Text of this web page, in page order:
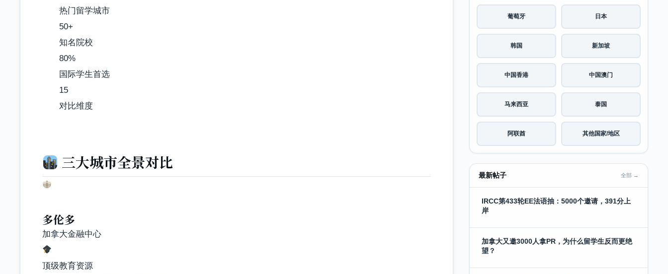
热门留学城市
50+
知名院校
80%
国际学生首选
15
对比维度
三大城市全景对比
多伦多
加拿大金融中心
顶级教育资源
葡萄牙 日本
韩国 新加坡
中国香港 中国澳门
马来西亚 泰国
阿联酋 其他国家/地区
最新帖子 全部 →
IRCC第433轮EE法语抽：5000个邀请，391分上
岸
加拿大又邀3000人拿PR，为什么留学生反而更绝
望？